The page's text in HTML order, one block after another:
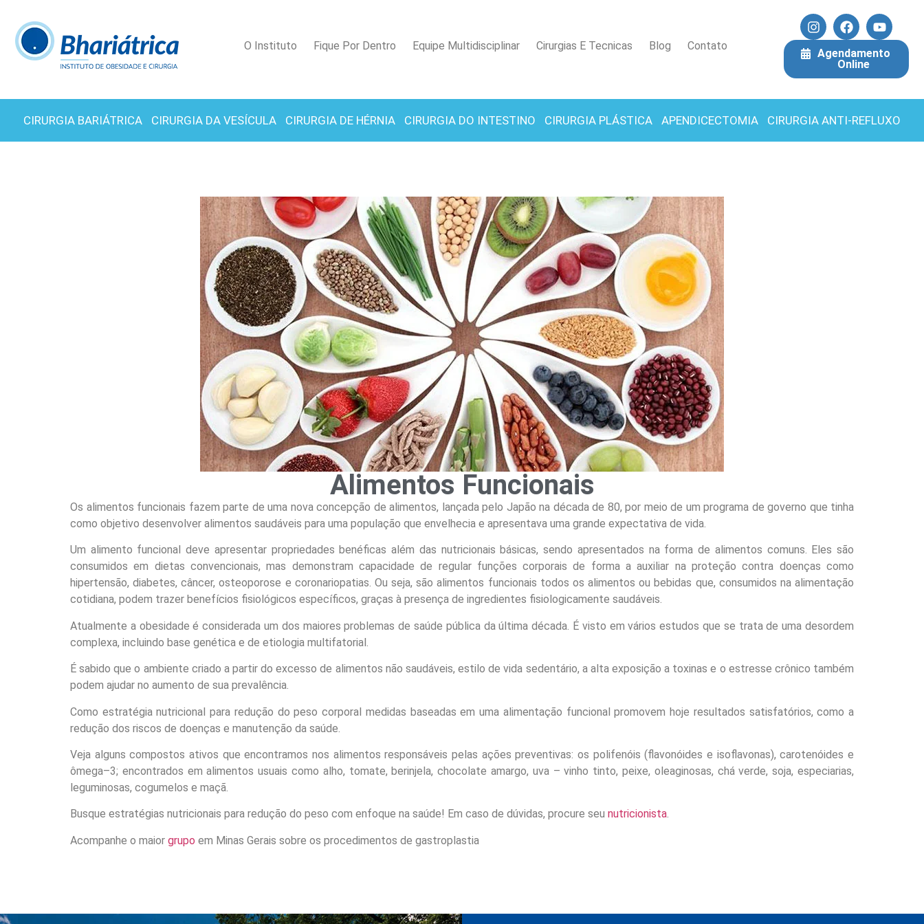
Agendamento
Online
O Instituto Fique Por Dentro Equipe Multidisciplinar Cirurgias E Tecnicas Blog Contato
CIRURGIA BARIÁTRICA CIRURGIA DA VESÍCULA CIRURGIA DE HÉRNIA CIRURGIA DO INTESTINO CIRURGIA PLÁSTICA APENDICECTOMIA CIRURGIA ANTI-REFLUXO
Alimentos Funcionais
Os alimentos funcionais fazem parte de uma nova concepção de alimentos, lançada pelo Japão na década de 80, por meio de um programa de governo que tinha
como objetivo desenvolver alimentos saudáveis para uma população que envelhecia e apresentava uma grande expectativa de vida.
Um alimento funcional deve apresentar propriedades benéficas além das nutricionais básicas, sendo apresentados na forma de alimentos comuns. Eles são
consumidos em dietas convencionais, mas demonstram capacidade de regular funções corporais de forma a auxiliar na proteção contra doenças como
hipertensão, diabetes, câncer, osteoporose e coronariopatias. Ou seja, são alimentos funcionais todos os alimentos ou bebidas que, consumidos na alimentação
cotidiana, podem trazer benefícios fisiológicos específicos, graças à presença de ingredientes fisiologicamente saudáveis.
Atualmente a obesidade é considerada um dos maiores problemas de saúde pública da última década. É visto em vários estudos que se trata de uma desordem
complexa, incluindo base genética e de etiologia multifatorial.
É sabido que o ambiente criado a partir do excesso de alimentos não saudáveis, estilo de vida sedentário, a alta exposição a toxinas e o estresse crônico também
podem ajudar no aumento de sua prevalência.
Como estratégia nutricional para redução do peso corporal medidas baseadas em uma alimentação funcional promovem hoje resultados satisfatórios, como a
redução dos riscos de doenças e manutenção da saúde.
Veja alguns compostos ativos que encontramos nos alimentos responsáveis pelas ações preventivas: os polifenóis (flavonóides e isoflavonas), carotenóides e
ômega–3; encontrados em alimentos usuais como alho, tomate, berinjela, chocolate amargo, uva – vinho tinto, peixe, oleaginosas, chá verde, soja, especiarias,
leguminosas, cogumelos e maçã.
Busque estratégias nutricionais para redução do peso com enfoque na saúde! Em caso de dúvidas, procure seu nutricionista.
Acompanhe o maior grupo em Minas Gerais sobre os procedimentos de gastroplastia